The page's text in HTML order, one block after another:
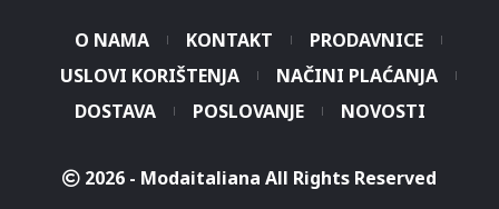
O NAMA KONTAKT
PRODAVNICE
USLOVI KORIŠTENJA
NAČINI PLAĆANJA
DOSTAVA
POSLOVANJE NOVOSTI
2026 - Modaitaliana All Rights Reserved